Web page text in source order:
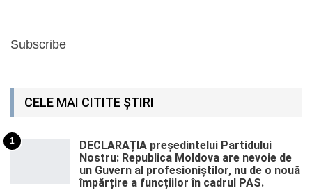
Subscribe
CELE MAI CITITE ȘTIRI
1
DECLARAȚIA președintelui Partidului
Nostru: Republica Moldova are nevoie de
un Guvern al profesioniștilor, nu de o nouă
împărțire a funcțiilor în cadrul PAS.